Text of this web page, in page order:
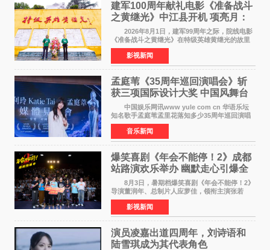
建军100周年献礼电影《准备战斗
之黄继光》中江县开机 项亮月：
以光影为笔，书写英雄赞歌
2026年8月1日，建军99周年之际，院线电影
《准备战斗之黄继光》在特级英雄黄继光的故里
——四川省德阳市中江县黄继光出生地正式开
机。本片出品人、总制片人项亮月主持开机仪
式，&zwnj;特级英雄
影视新闻
孟庭苇《35周年巡回演唱会》斩
获三项国际设计大奖 中国风舞台
美学获全球认可
中国娱乐网讯www yule com cn 华语乐坛
知名歌手孟庭苇孟里花落知多少35周年巡回演唱
会再传喜讯。该演唱会先后荣获美国MUSE
Creative Awards白金奖（Platinum Winner）、
英国London Design
音乐新闻
爆笑喜剧《年会不能停！2》成都
站路演欢乐举办 幽默走心引爆全
场共鸣
8月3日，暑期档爆笑喜剧《年会不能停！2》
导演董润年、总制片人应萝佳，领衔主演张若
昀、白客，惊喜出演庄达菲，特别主演孙艺洲，
特别出演田雨，友情出演欧阳奋强出席成都路
演，与观众近距离互
影视新闻
演员凌嘉出道四周年，刘诗语和
陆雪琪成为其代表角色